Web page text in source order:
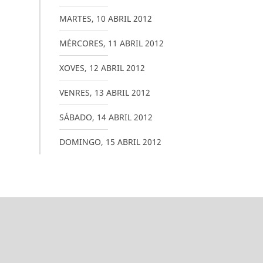
MARTES, 10 ABRIL 2012
MÉRCORES, 11 ABRIL 2012
XOVES, 12 ABRIL 2012
VENRES, 13 ABRIL 2012
SÁBADO, 14 ABRIL 2012
DOMINGO, 15 ABRIL 2012